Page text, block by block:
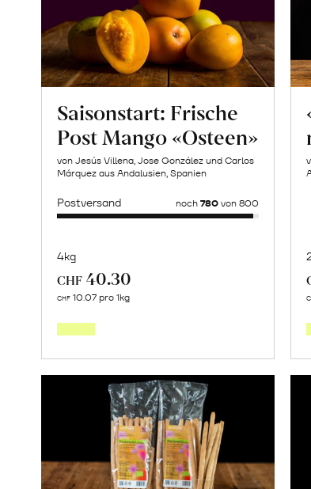
Saisonstart: Frische
Post Mango «Osteen»
von Jesús Villena, Jose González und Carlos
Márquez aus Andalusien, Spanien
Postversand noch 780von 800
4kg
CHF 40.30
CHF 10.07 pro 1kg
Frische
Post
Mango
«Osteen»
erfahren